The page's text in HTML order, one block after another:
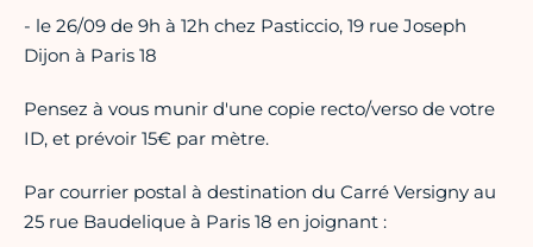
- le 26/09 de 9h à 12h chez Pasticcio, 19 rue Joseph
Dijon à Paris 18
Pensez à vous munir d'une copie recto/verso de votre
ID, et prévoir 15€ par mètre.
Par courrier postal à destination du Carré Versigny au
25 rue Baudelique à Paris 18 en joignant :